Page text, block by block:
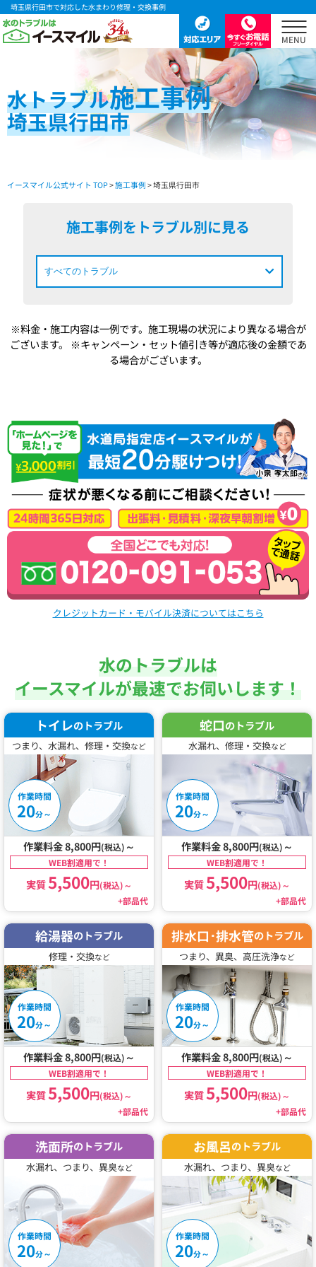
埼玉県行田市で対応した水まわり修理・交換事例
水トラブル施工事例
埼玉県行田市
イースマイル公式サイト TOP>施工事例 > 埼玉県行田市
施工事例をトラブル別に見る
※料金・施工内容は一例です。施工現場の状況により異なる場合が
ございます。
※キャンペーン・セット値引き等が適応後の金額であ
る場合がございます。
クレジットカード・モバイル決済についてはこちら
水のトラブルは
イースマイルが最速でお伺いします！
トイレのトラブル
つまり、水漏れ、修理・交換など
作業時間
20分～
作業料金 8,800円(税込) ～
WEB割適用で！
実質5,500円(税込)～
+部品代
蛇口のトラブル
水漏れ、修理・交換など
作業時間
20分～
作業料金 8,800円(税込) ～
WEB割適用で！
実質5,500円(税込)～
+部品代
給湯器のトラブル
修理・交換など
作業時間
20分～
作業料金 8,800円(税込) ～
WEB割適用で！
実質5,500円(税込)～
+部品代
排水口･排水管のトラブル
つまり、異臭、高圧洗浄など
作業時間
20分～
作業料金 8,800円(税込) ～
WEB割適用で！
実質5,500円(税込)～
+部品代
洗面所のトラブル
水漏れ、つまり、異臭など
作業時間
20分～
お風呂のトラブル
水漏れ、つまり、異臭など
作業時間
20分～